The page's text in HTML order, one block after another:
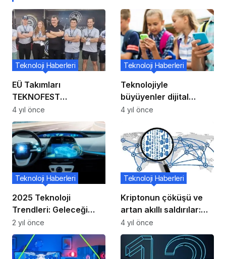
EÜ Takımları
TEKNOFEST
Karadeniz’de yoğun ilgi
görmeye devam ediyor
Teknoloji Haberleri
4 yıl önce
Teknolojiyle
büyüyenler dijital
güvenliklerini daha çok
Teknoloji Haberleri
4 yıl önce
2025 Teknoloji
Trendleri: Geleceği
Şekillendiren Eğilimler
Teknoloji Haberleri
2 yıl önce
Kriptonun çöküşü ve
artan akıllı saldırılar:
Kaspersky 2. çeyrek
DDoS raporu
yayınlandı
Teknoloji Haberleri
4 yıl önce